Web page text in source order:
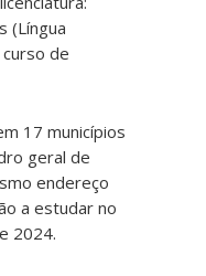
(Língua
de
17 municípios
geral de
endereço
a estudar no
2024.